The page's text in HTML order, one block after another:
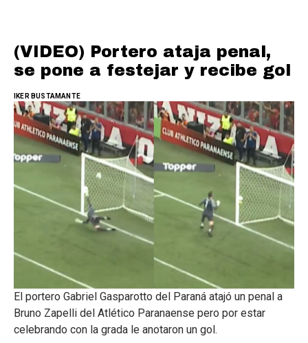
(VIDEO) Portero ataja penal,
se pone a festejar y recibe gol
IKER BUSTAMANTE
El portero Gabriel Gasparotto del Paraná atajó un penal a
Bruno Zapelli del Atlético Paranaense pero por estar
celebrando con la grada le anotaron un gol.